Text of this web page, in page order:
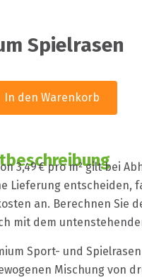
Spielrasen
In den Warenkorb
3,49 € pro m² gilt bei
Lieferung entscheiden,
an. Berechnen Sie
mit dem
Sport- und
Mischung von